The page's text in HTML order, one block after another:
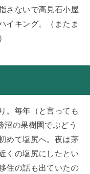
さないで高見石小屋
イキング。（またま
。毎年（と言っても
沼の果樹園でぶどう
めて塩尻へ。夜は茅
くの塩尻にしたとい
住の話も出ていたの